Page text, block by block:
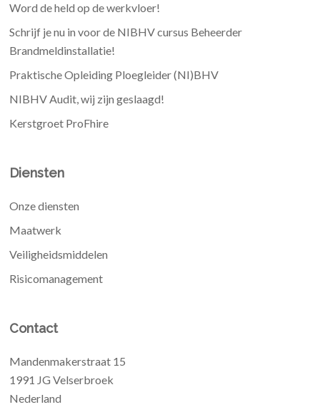
Word de held op de werkvloer!
Schrijf je nu in voor de NIBHV cursus Beheerder
Brandmeldinstallatie!
Praktische Opleiding Ploegleider (NI)BHV
NIBHV Audit, wij zijn geslaagd!
Kerstgroet ProFhire
Diensten
Onze diensten
Maatwerk
Veiligheidsmiddelen
Risicomanagement
Contact
Mandenmakerstraat 15
1991 JG Velserbroek
Nederland